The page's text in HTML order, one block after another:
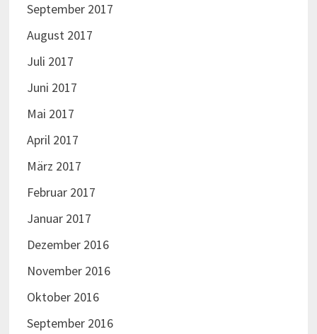
September 2017
August 2017
Juli 2017
Juni 2017
Mai 2017
April 2017
März 2017
Februar 2017
Januar 2017
Dezember 2016
November 2016
Oktober 2016
September 2016